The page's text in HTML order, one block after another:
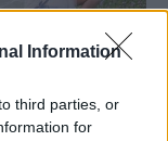
Information
third parties, or
for